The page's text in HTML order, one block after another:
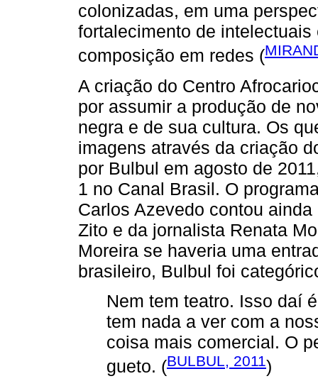
colonizadas, em uma
fortalecimento de
composição em redes (
A criação do Centro
por assumir a produção de
negra e de sua cultura. Os
imagens através da criação
por Bulbul em agosto de
1 no Canal Brasil. O
Carlos Azevedo contou
Zito e da jornalista Renata
Moreira se haveria uma
brasileiro, Bulbul foi
Nem tem teatro. Isso daí
tem nada a ver com a
coisa mais comercial. O
gueto. (BULBUL, 2011)